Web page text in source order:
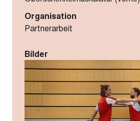
Organisation
Partnerarbeit
Bilder